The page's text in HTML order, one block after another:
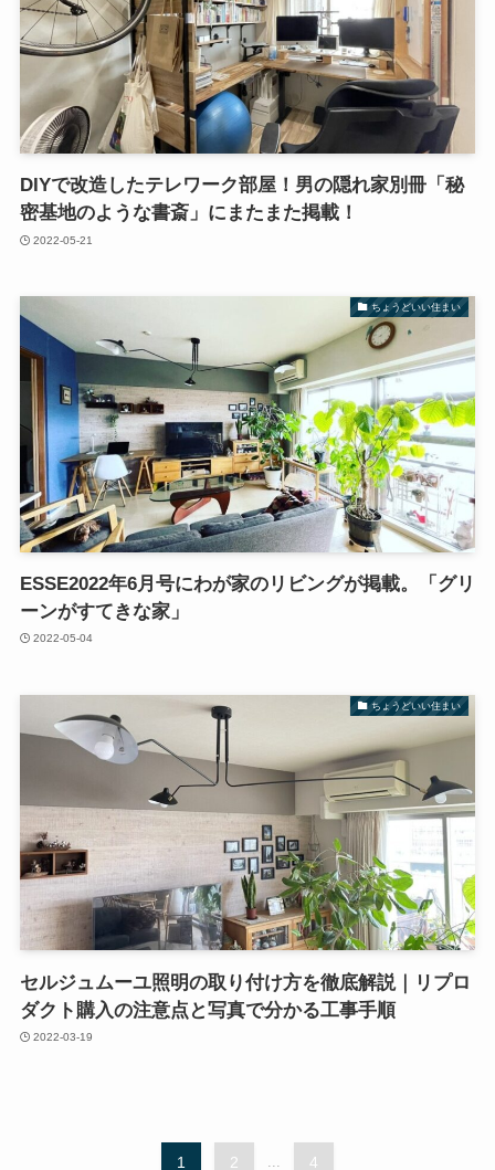
DIYで改造したテレワーク部屋！男の隠れ家別冊「秘
密基地のような書斎」にまたまた掲載！
2022-05-21
ちょうどいい住まい
ESSE2022年6月号にわが家のリビングが掲載。「グリ
ーンがすてきな家」
2022-05-04
ちょうどいい住まい
セルジュムーユ照明の取り付け方を徹底解説｜リプロ
ダクト購入の注意点と写真で分かる工事手順
2022-03-19
1 2 ... 4